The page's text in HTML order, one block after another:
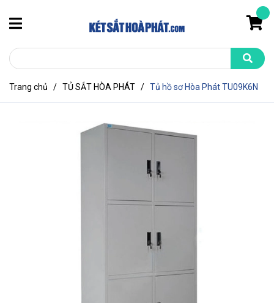
Trang chủ / TỦ SẮT HÒA PHÁT / Tủ hồ sơ Hòa Phát TU09K6N